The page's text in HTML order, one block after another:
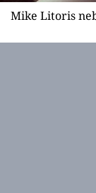
Mike Litoris